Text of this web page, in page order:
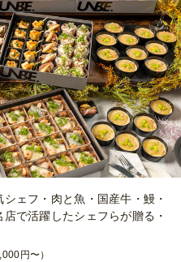
ェフ・肉と魚・国産牛・鰻・
で活躍したシェフらが贈る・
円〜）